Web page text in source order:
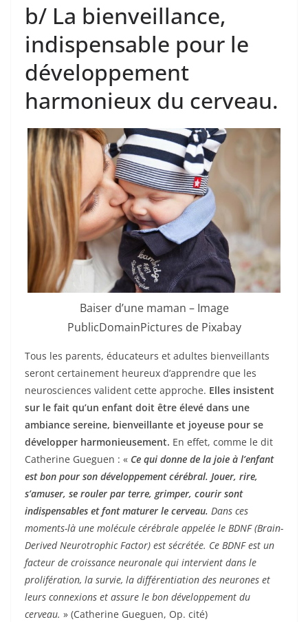
b/ La bienveillance,
indispensable pour le
développement
harmonieux du cerveau.
Baiser d’une maman – Image
PublicDomainPictures de Pixabay
Tous les parents, éducateurs et adultes bienveillants
seront certainement heureux d’apprendre que les
neurosciences valident cette approche. Elles insistent
sur le fait qu’un enfant doit être élevé dans une
ambiance sereine, bienveillante et joyeuse pour se
développer harmonieusement. En effet, comme le dit
Catherine Gueguen : « Ce qui donne de la joie à l’enfant
est bon pour son développement cérébral. Jouer, rire,
s’amuser, se rouler par terre, grimper, courir sont
indispensables et font maturer le cerveau. Dans ces
moments-là une molécule cérébrale appelée le BDNF (Brain-
Derived Neurotrophic Factor) est sécrétée. Ce BDNF est un
facteur de croissance neuronale qui intervient dans le
prolifération, la survie, la différentiation des neurones et
leurs connexions et assure le bon développement du
cerveau. » (Catherine Gueguen, Op. cité)